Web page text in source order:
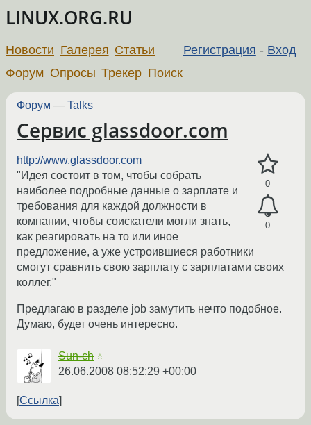
LINUX.ORG.RU
Регистрация - Вход
Новости Галерея Статьи
Форум Опросы Трекер Поиск
Форум — Talks
Сервис glassdoor.com
0
0
http://www.glassdoor.com
"Идея состоит в том, чтобы собрать
наиболее подробные данные о зарплате и
требования для каждой должности в
компании, чтобы соискатели могли знать,
как реагировать на то или иное
предложение, а уже устроившиеся работники
смогут сравнить свою зарплату с зарплатами своих
коллег."
Предлагаю в разделе job замутить нечто подобное.
Думаю, будет очень интересно.
Sun-ch ☆
26.06.2008 08:52:29 +00:00
Ссылка